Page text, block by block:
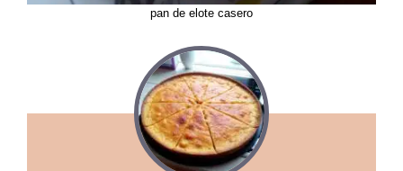
pan de elote casero